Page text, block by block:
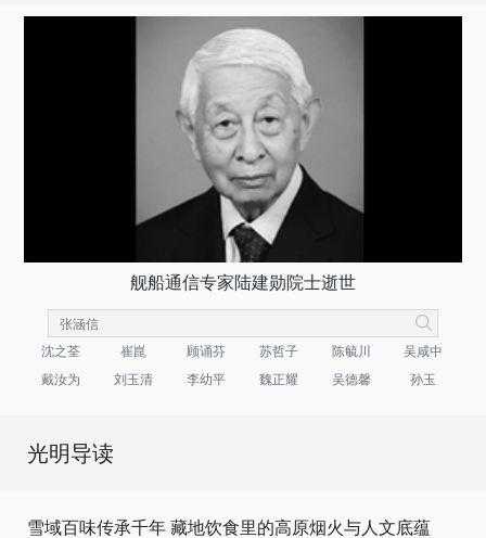
舰船通信专家陆建勋院士逝世
沈之荃 崔崑 顾诵芬 苏哲子 陈毓川
吴咸中
戴汝为
刘玉清 李幼平 魏正耀 吴德馨 孙玉
光明导读
雪域百味传承千年 藏地饮食里的高原烟火与人文底蕴